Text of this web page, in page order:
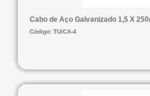
Cabo de Aço Galvanizado 1,5 X
Código: TU/CA-4